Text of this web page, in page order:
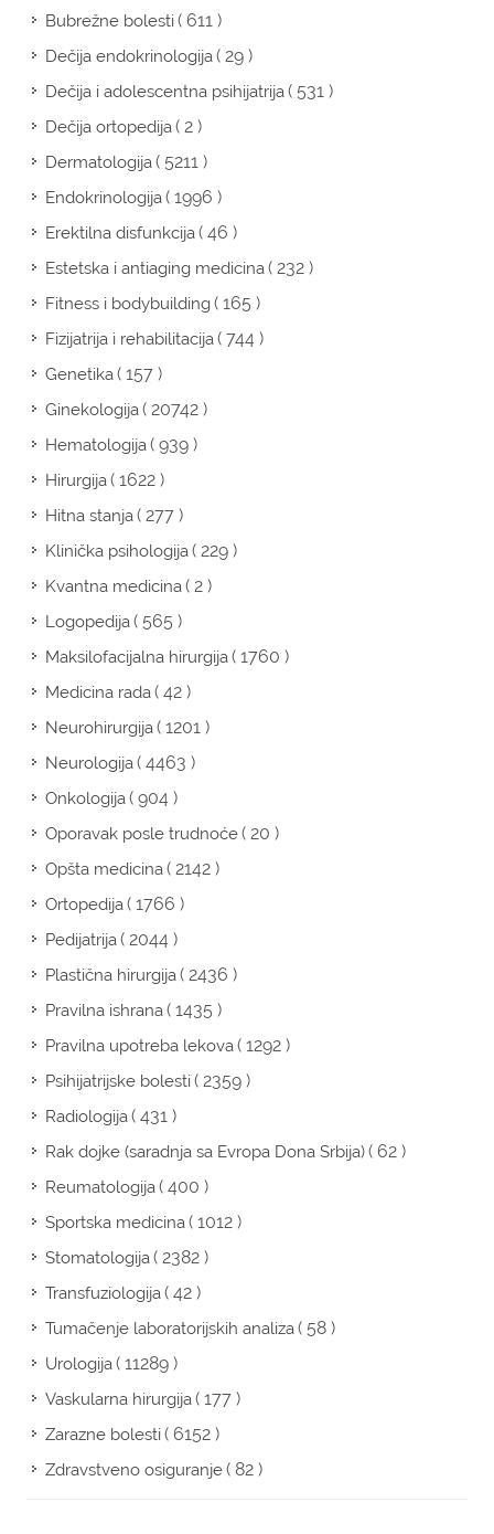
Bubrežne bolesti( 611 )
Dečija endokrinologija( 29 )
Dečija i adolescentna psihijatrija( 531 )
Dečija ortopedija( 2 )
Dermatologija( 5211 )
Endokrinologija( 1996 )
Erektilna disfunkcija( 46 )
Estetska i antiaging medicina( 232 )
Fitness i bodybuilding( 165 )
Fizijatrija i rehabilitacija( 744 )
Genetika( 157 )
Ginekologija( 20742 )
Hematologija( 939 )
Hirurgija( 1622 )
Hitna stanja( 277 )
Klinička psihologija( 229 )
Kvantna medicina( 2 )
Logopedija( 565 )
Maksilofacijalna hirurgija( 1760 )
Medicina rada( 42 )
Neurohirurgija( 1201 )
Neurologija( 4463 )
Onkologija( 904 )
Oporavak posle trudnoće( 20 )
Opšta medicina( 2142 )
Ortopedija( 1766 )
Pedijatrija( 2044 )
Plastična hirurgija( 2436 )
Pravilna ishrana( 1435 )
Pravilna upotreba lekova( 1292 )
Psihijatrijske bolesti( 2359 )
Radiologija( 431 )
Rak dojke (saradnja sa Evropa Dona Srbija)( 62 )
Reumatologija( 400 )
Sportska medicina( 1012 )
Stomatologija( 2382 )
Transfuziologija( 42 )
Tumačenje laboratorijskih analiza( 58 )
Urologija( 11289 )
Vaskularna hirurgija( 177 )
Zarazne bolesti( 6152 )
Zdravstveno osiguranje( 82 )